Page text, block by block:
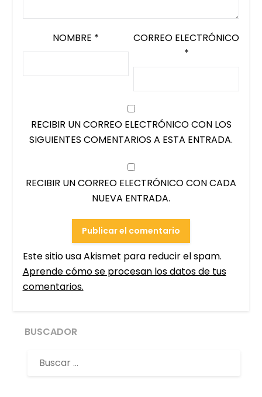
NOMBRE *
CORREO ELECTRÓNICO
*
RECIBIR UN CORREO ELECTRÓNICO CON LOS
SIGUIENTES COMENTARIOS A ESTA ENTRADA.
RECIBIR UN CORREO ELECTRÓNICO CON CADA
NUEVA ENTRADA.
Este sitio usa Akismet para reducir el spam.
Aprende cómo se procesan los datos de tus
comentarios.
BUSCADOR